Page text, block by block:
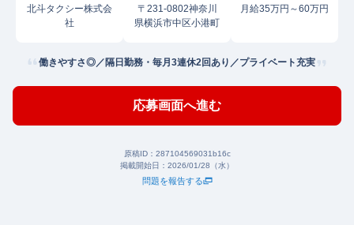
北斗タクシー株式会
社
〒231-0802神奈川
県横浜市中区小港町
月給35万円～60万円
働きやすさ◎／隔日勤務・毎月3連休2回あり／プライベート充実
応募画面へ進む
原稿ID： 287104569031b16c
掲載開始日： 2026/01/28（水）
問題を報告する